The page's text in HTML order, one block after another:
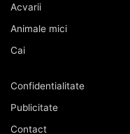
Acvarii
Animale mici
Cai
Confidentialitate
Publicitate
Contact